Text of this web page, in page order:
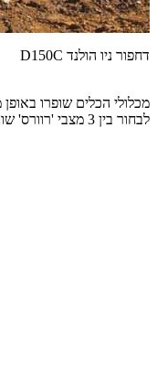
דחפור ניו הולנד D150C
מכלולי הכלים שופרו
לבחור בין 3 מצבי 'רוורס' שונים – בהתאם לצורך ולאופי העבודה, ממצב 'אגרסיבי' לסביבה תובענית ותחת עומס ועד למצב 'רך' כאשר הכלי אינו תחת עומס או במצבי נסיעה מנהלתית.